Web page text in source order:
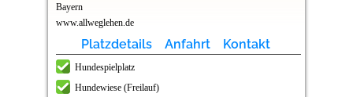
Bayern
www.allweglehen.de
Platzdetails Anfahrt Kontakt
Hundespielplatz
Hundewiese (Freilauf)